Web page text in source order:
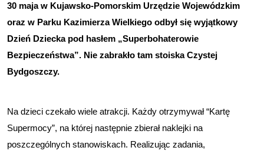
30 maja w Kujawsko-Pomorskim Urzędzie Wojewódzkim
oraz w Parku Kazimierza Wielkiego odbył się wyjątkowy
Dzień Dziecka pod hasłem „Superbohaterowie
Bezpieczeństwa”. Nie zabrakło tam stoiska Czystej
Bydgoszczy.
Na dzieci czekało wiele atrakcji. Każdy otrzymywał “Kartę
Supermocy”, na której następnie zbierał naklejki na
poszczególnych stanowiskach. Realizując zadania,